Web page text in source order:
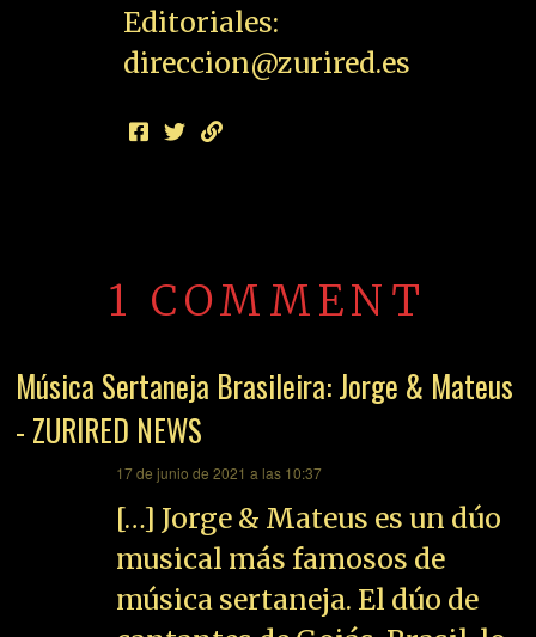
Editoriales:
direccion@zurired.es
1 COMMENT
Música Sertaneja Brasileira: Jorge & Mateus
- ZURIRED NEWS
17 de junio de 2021 a las 10:37
[…] Jorge & Mateus es un dúo
musical más famosos de
música sertaneja. El dúo de